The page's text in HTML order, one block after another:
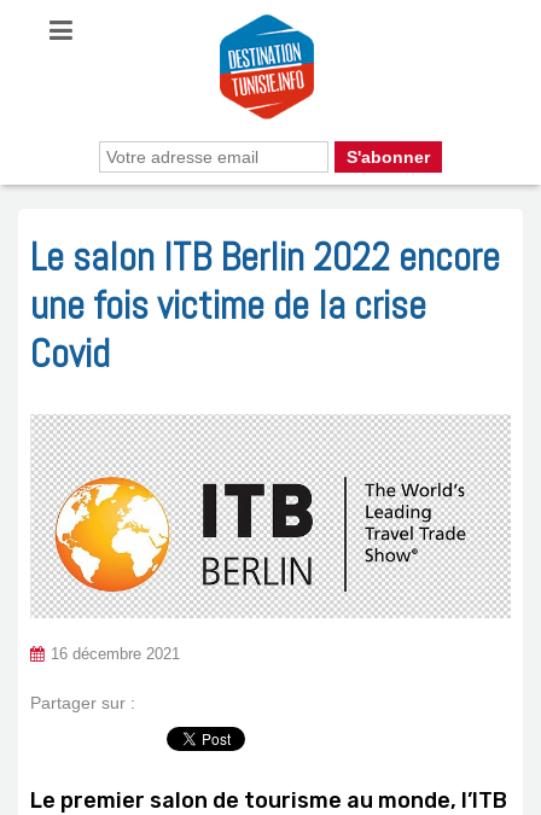
Le salon ITB Berlin 2022 encore
une fois victime de la crise
Covid
16 décembre 2021
Partager sur :
Le premier salon de tourisme au monde, l’ITB